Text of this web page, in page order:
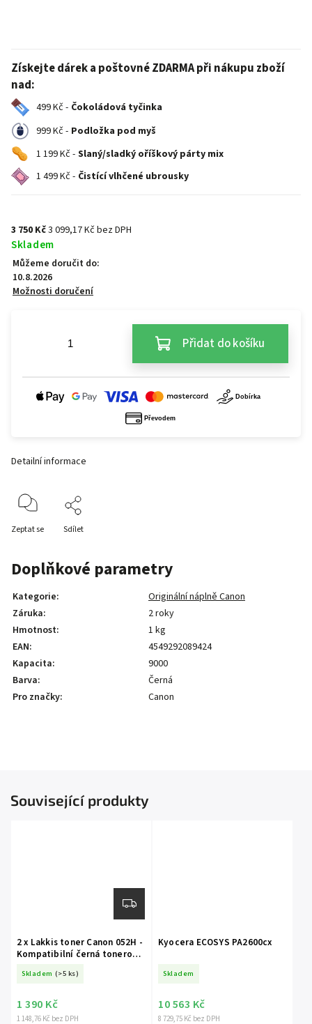
Získejte dárek a poštovné ZDARMA při nákupu zboží
nad:
499 Kč - Čokoládová tyčinka
999 Kč - Podložka pod myš
1 199 Kč - Slaný/sladký oříškový párty mix
1 499 Kč - Čistící vlhčené ubrousky
3 750 Kč3 099,17 Kč bez DPH
Skladem
Můžeme doručit do:
10.8.2026
Možnosti doručení
Přidat do košíku
Detailní informace
Zeptat se Sdílet
Doplňkové parametry
Kategorie:
Originální náplně Canon
Záruka:
2 roky
Hmotnost:
1 kg
EAN:
4549292089424
Kapacita:
9000
Barva:
Černá
Pro značky: Canon
Související produkty
2 x Lakkis toner Canon 052H -
Kompatibilní černá tonerová
Skladem (>5 ks)
1 148,76 Kč bez DPH
1 390 Kč
Kyocera ECOSYS PA2600cx
Skladem
8 729,75 Kč bez DPH
10 563 Kč